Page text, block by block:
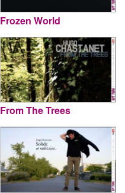
Frozen World
From The Trees